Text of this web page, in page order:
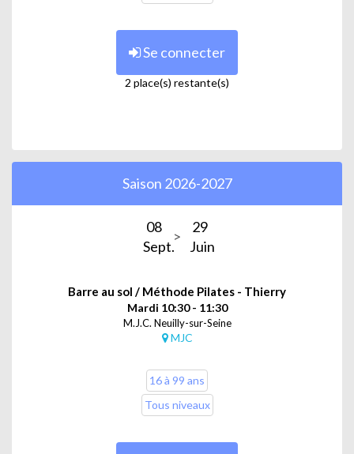
Se connecter
2 place(s) restante(s)
Saison 2026-2027
08
Sept.
29
Juin
Barre au sol / Méthode Pilates - Thierry
Mardi 10:30 - 11:30
M.J.C. Neuilly-sur-Seine
MJC
16 à 99 ans
Tous niveaux